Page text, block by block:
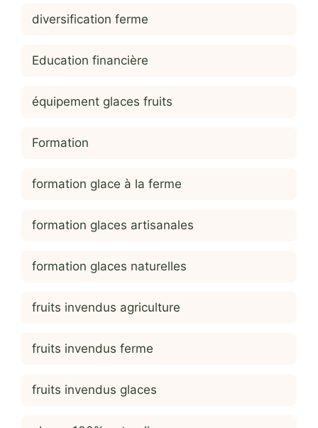
diversification ferme
Education financière
équipement glaces fruits
Formation
formation glace à la ferme
formation glaces artisanales
formation glaces naturelles
fruits invendus agriculture
fruits invendus ferme
fruits invendus glaces